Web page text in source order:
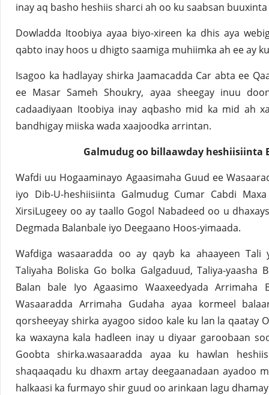
inay aq basho heshiis sharci ah oo ku saabsan
Dowladda Itoobiya ayaa biyo-xireen ka dhis aya
qabto inay hoos u dhigto saamiga muhiimka ah ee ay
Isagoo ka hadlayay shirka Jaamacadda Car abta ee
ee Masar Sameh Shoukry, ayaa sheegay inuu
cadaadiyaan Itoobiya inay aqbasho mid ka mid ah
bandhigay miiska wada xaajoodka arrintan.
Galmudug oo billaawday heshiisiinta
Wafdi uu Hogaaminayo Agaasimaha Guud ee
iyo Dib-U-heshiisiinta Galmudug Cumar Cabdi
XirsiLugeey oo ay taallo Gogol Nabadeed oo u
Degmada Balanbale iyo Deegaano Hoos-yimaada.
Wafdiga wasaaradda oo ay qayb ka ahaayeen Tali
Taliyaha Boliska Go bolka Galgaduud, Taliya-yaasha
Balan bale Iyo Agaasimo Waaxeedyada Arrimaha
Wasaaradda Arrimaha Gudaha ayaa kormeel
qorsheeyay shirka ayagoo sidoo kale ku lan la qaatay
ka waxayna kala hadleen inay u diyaar garoobaan
Goobta shirka.wasaaradda ayaa ku hawlan
shaqaaqadu ku dhaxm artay deegaanadaan ayadoo
halkaasi ka furmayo shir guud oo arinkaan lagu